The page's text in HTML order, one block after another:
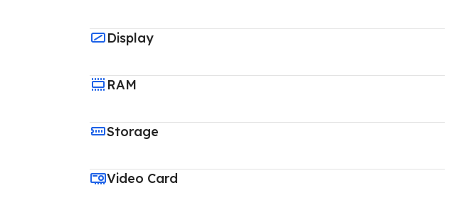
Display
RAM
Storage
Video Card